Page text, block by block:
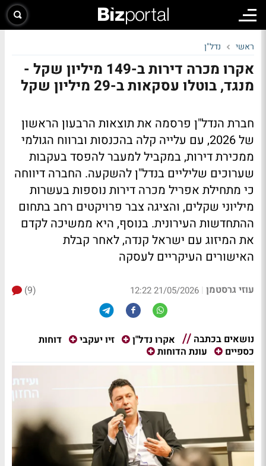
ראשי נדל"ן
אקרו מכרה דירות ב-149 מיליון שקל -
מנגד, בוטלו עסקאות ב-29 מיליון שקל
חברת הנדל"ן פרסמה את תוצאות הרבעון הראשון
של 2026, עם עלייה קלה בהכנסות וברווח הגולמי
ממכירת דירות, במקביל למעבר להפסד בעקבות
שערוכים שליליים בנדל"ן להשקעה. החברה דיווחה
כי מתחילת אפריל מכרה דירות נוספות בעשרות
מיליוני שקלים, והציגה צבר פרויקטים רחב בתחום
ההתחדשות העירונית. בנוסף, היא ממשיכה לקדם
את המיזוג עם ישראל קנדה, לאחר קבלת
האישורים העיקריים לעסקה
עוזי גרסטמן |
21/05/2026 12:22
(9)
נושאים בכתבה אקרו נדל"ן זיו יעקבי
דוחות
כספיים
עונת הדוחות